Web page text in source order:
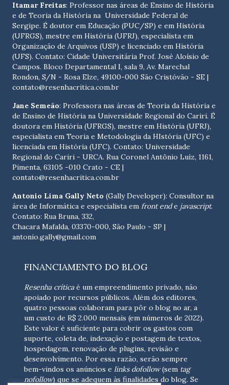
Itamar Freitas: Professor nas áreas de Ensino de História
e de Teoria da História na Universidade Federal de
Sergipe. É doutor em Educação (PUC/SP) e em História
(UFRGS), mestre em História (UFRJ), especialista em
Organização de Arquivos (USP) e licenciado em História
(UFS). Contato: Cidade Universitária Prof. José Aloísio de
Campos. Bloco Departamental I, sala 9, Av. Marechal
Rondon, S/N - Rosa Elze, 49100-000 São Cristóvão - SE |
contato@resenhacritica.com.br
Jane Semeão: Professora nas áreas de Teoria da História e
de Ensino de História na Universidade Regional do Cariri. É
doutora em História (UFRGS), mestre em História (UFRJ),
especialista em Teoria e Metodologia da HIstória (UFC) e
licenciada em História (UFC). Contato: Universidade
Regional do Cariri - URCA. Rua Coronel Antônio Luíz, 1161,
Pimenta, 63105 -010 Crato - CE |
contato@resenhacritica.com.br
Antonio Lima Gally Neto (Gally Developer): Consultor na
área de Informática e especialista em front ende javascript.
Contato: Rua Bruna, 332,
Chacara Mafalda, 03370-000, São Paulo - SP |
antonio.gally@gmail.com
FINANCIAMENTO DO BLOG
Resenha críticaé um empreendimento privado, não
apoiado por recursos públicos. Além dos editores,
quatro pessoas colaboram para pôr o blog no ar, a
um custo de R$ 2.000 mensais (em números de 2022).
Este valor é suficiente para cobrir os gastos com
suporte, coleta de, indexação e postagem de textos,
hospedagem, renovação de plugins, revisão e
desenvolvimento. Por essa razão, serão sempre
bem-vindos os anúncios e links dofollow(sem tag
nofollow) que se adequem às finalidades do blog. Se